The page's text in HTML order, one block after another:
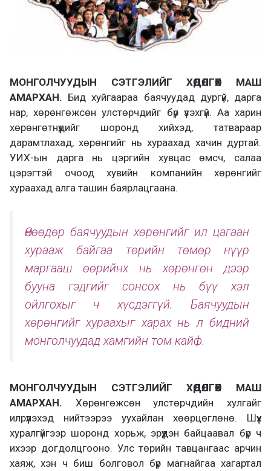
МОНГОЛЧУУДЫН СЭТГЭЛИЙГ ХӨДӨЛГӨХ МАШ
АМАРХАН. Бид хуйгаараа баячуудад дургүй, дарга
нар, хөрөнгөжсөн улстөрчдийг бүр үзэхгүй. Аа харин
хөрөнгөтнүүдийг шоронд хийхэд, татвараар
дарамтлахад, хөрөнгийг нь хураахад хачин дуртай.
УИХ-ын дарга нь цэргийн хувцас өмсч, салаа
цэрэгтэй очоод хувийн компанийн хөрөнгийг
хураахад алга ташин баярлацгаана.
Өнөөдөр баячуудын хөрөнгийг ил цагаан
хурааж байгаа төрийн төмөр нүүр
маргааш өөрийнх нь хөрөнгөн дээр
бууна гэдгийг сонсох нь бүү хэл
ойлгохыг ч хүсдэггүй. Баячуудын
хөрөнгийг хураахыг харах нь л бидний
монголчуудад хамгийн том кайф.
МОНГОЛЧУУДЫН СЭТГЭЛИЙГ ХӨДӨЛГӨХ МАШ
АМАРХАН. Хөрөнгөжсөн улстөрчдийн хулгайг
илрүүлэхэд нийтээрээ уухайлан хөөрцөглөнө. Шүүх
хуралгүйгээр шоронд хорьж, эрүүдэн байцаавал бүр ч
ихээр догдолцгооно. Улс төрийн тавцангаас арчин
хаяж, хэн ч биш болговол бүр магнайгаа хагартал